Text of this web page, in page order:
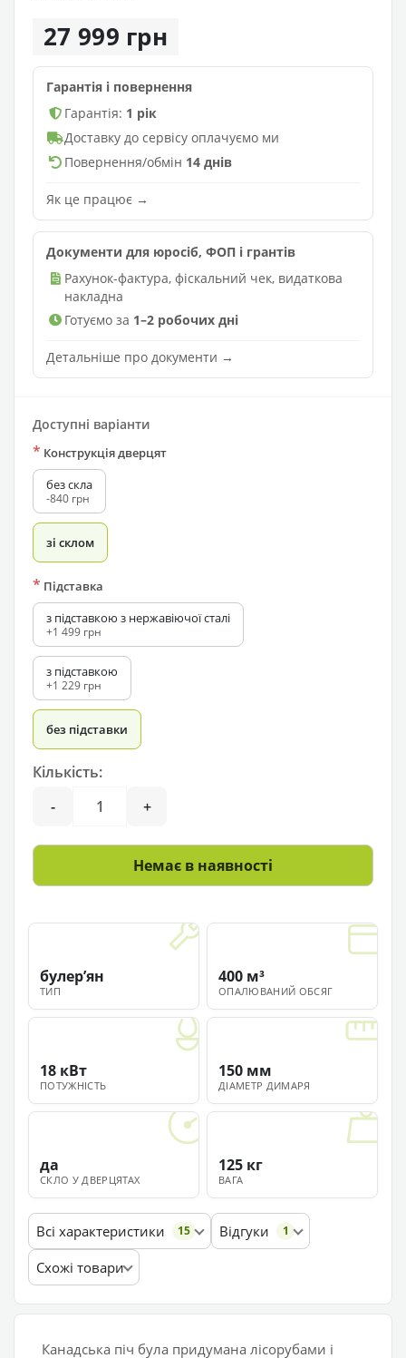
27 999 грн
Гарантія і повернення
Гарантія: 1 рік
Доставку до сервісу оплачуємо ми
Повернення/обмін 14 днів
Як це працює →
Документи для юросіб, ФОП і грантів
Рахунок-фактура, фіскальний чек, видаткова
накладна
Готуємо за 1–2 робочих дні
Детальніше про документи →
Доступні варіанти
* Конструкція дверцят
без скла
-840 грн
зі склом
* Підставка
з підставкою з нержавіючої сталі
+1 499 грн
з підставкою
+1 229 грн
без підставки
Кількість:
-
+
Немає в наявності
ТИП
булерʼян
ОПАЛЮВАНИЙ ОБСЯГ
400 м³
ПОТУЖНІСТЬ
18 кВт
ДІАМЕТР ДИМАРЯ
150 мм
СКЛО У ДВЕРЦЯТАХ
да
ВАГА
125 кг
Всі характеристики 15 Відгуки 1
Схожі товари
Канадська піч була придумана лісорубами і